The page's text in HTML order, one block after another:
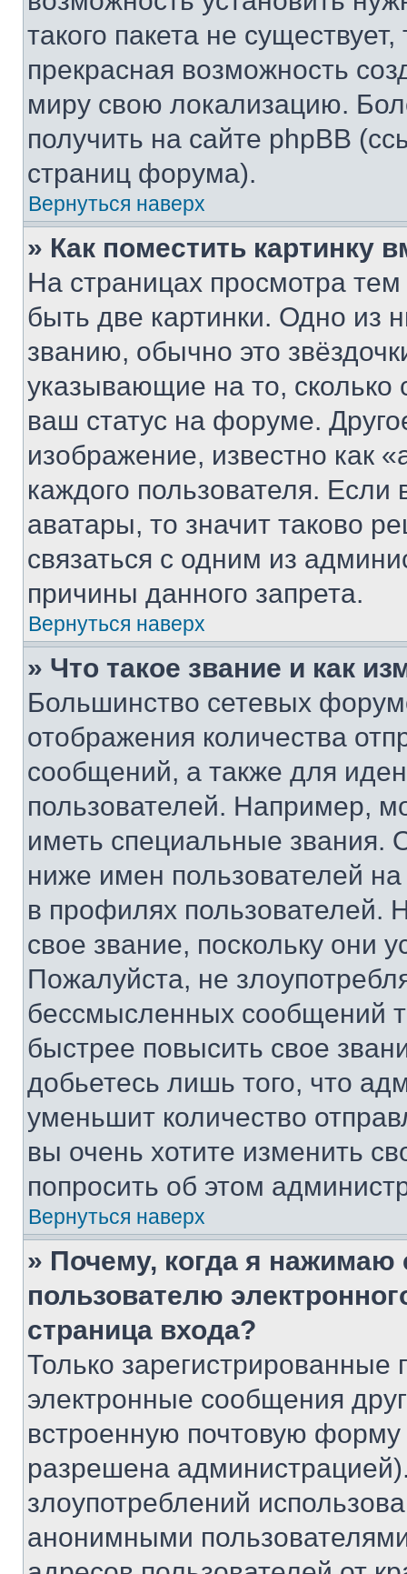
такого пакета не
прекрасная возможность
миру свою локализацию.
получить на сайте phpBB
страниц форума).
Вернуться наверх
» Как поместить картинку
На страницах просмотра
быть две картинки. Одно из
званию, обычно это
указывающие на то,
ваш статус на форуме.
изображение, известно как
каждого пользователя.
аватары, то значит таково
связаться с одним из
причины данного запрета.
Вернуться наверх
» Что такое звание и как
Большинство сетевых
отображения количества
сообщений, а также для
пользователей. Например,
иметь специальные звания.
ниже имен пользователей
в профилях
свое звание, поскольку они
Пожалуйста, не
бессмысленных сообщений
быстрее повысить свое
добьетесь лишь того, что
уменьшит количество
вы очень хотите изменить
попросить об этом
Вернуться наверх
» Почему, когда я нажимаю
пользователю
страница входа?
Только зарегистрированные
электронные сообщения
встроенную почтовую
разрешена
злоупотреблений
анонимными